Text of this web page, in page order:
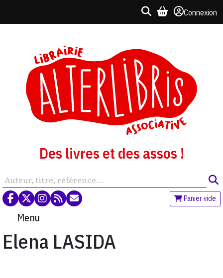
Connexion
Des livres et des assos !
Panier vide
Menu
Elena LASIDA